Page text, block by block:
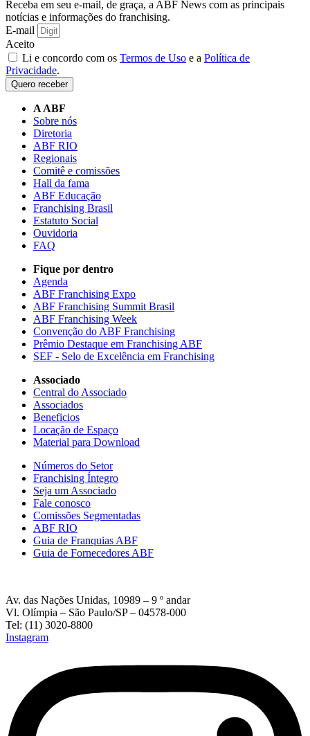
Receba em seu e-mail, de graça, a ABF News com as principais
notícias e informações do franchising.
E-mail
Aceito
Li e concordo com os Termos de Uso e a Política de
Privacidade.
Quero receber
A ABF
Sobre nós
Diretoria
ABF RIO
Regionais
Comitê e comissões
Hall da fama
ABF Educação
Franchising Brasil
Estatuto Social
Ouvidoria
FAQ
Fique por dentro
Agenda
ABF Franchising Expo
ABF Franchising Summit Brasil
ABF Franchising Week
Convenção do ABF Franchising
Prêmio Destaque em Franchising ABF
SEF - Selo de Excelência em Franchising
Associado
Central do Associado
Associados
Beneficios
Locação de Espaço
Material para Download
Números do Setor
Franchising Íntegro
Seja um Associado
Fale conosco
Comissões Segmentadas
ABF RIO
Guia de Franquias ABF
Guia de Fornecedores ABF
Av. das Nações Unidas, 10989 – 9 º andar
Vl. Olímpia – São Paulo/SP – 04578-000
Tel: (11) 3020-8800
Instagram